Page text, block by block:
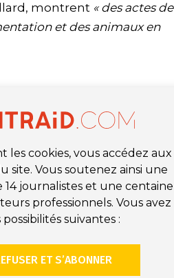
montrent « des actes de
et des animaux en
les cookies, vous accédez aux
site. Vous soutenez ainsi une
14 journalistes et une centaine
professionnels. Vous avez
possibilités suivantes :
ET S’ABONNER